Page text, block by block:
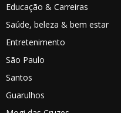
Educação & Carreiras
Saúde, beleza & bem estar
Entretenimento
São Paulo
Santos
Guarulhos